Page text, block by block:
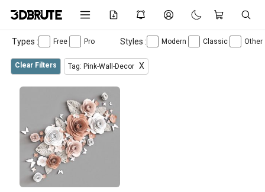
Types : Free Pro Styles : Modern Classic Other
Clear Filters Tag: Pink-Wall-Decor X